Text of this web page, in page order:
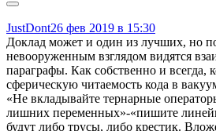
JustDont26 фев 2019 в 15:30
Доклад может и один из лучших, но
невооруженным взглядом видятся
параграфы. Как собственно и всегда,
сферическую читаемость кода в
«Не вкладывайте тернарные
лишних переменных»-«пишите
будут либо трусы, либо крестик.